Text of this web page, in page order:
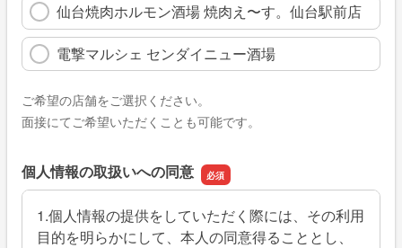
仙台焼肉ホルモン酒場 焼肉え〜す。仙台駅前店
電撃マルシェ センダイニュー酒場
ご希望の店舗をご選択ください。
面接にてご希望いただくことも可能です。
個人情報の取扱いへの同意
1.個人情報の提供をしていただく際には、その利用
目的を明らかにして、本人の同意得ることとし、